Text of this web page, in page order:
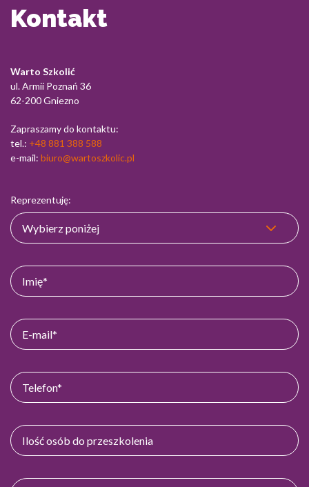
Kontakt
Warto Szkolić
ul. Armii Poznań 36
62-200 Gniezno
Zapraszamy do kontaktu:
tel.: +48 881 388 588
e-mail: biuro@wartoszkolic.pl
Reprezentuję: